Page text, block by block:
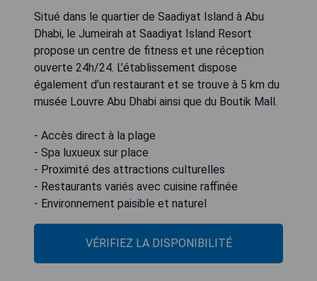
Situé dans le quartier de Saadiyat Island à Abu
Dhabi, le Jumeirah at Saadiyat Island Resort
propose un centre de fitness et une réception
ouverte 24h/24. L’établissement dispose
également d’un restaurant et se trouve à 5 km du
musée Louvre Abu Dhabi ainsi que du Boutik Mall.
- Accès direct à la plage
- Spa luxueux sur place
- Proximité des attractions culturelles
- Restaurants variés avec cuisine raffinée
- Environnement paisible et naturel
VÉRIFIEZ LA DISPONIBILITÉ